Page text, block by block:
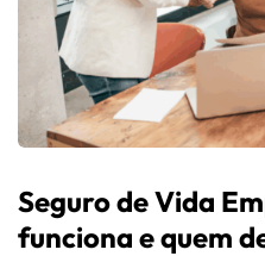
Seguro de Vida
funciona e quem